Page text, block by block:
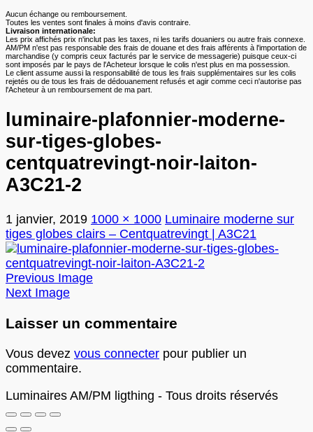
Aucun échange ou remboursement.
Toutes les ventes sont finales à moins d'avis contraire.
Livraison internationale:
Les prix affichés prix n'inclut pas les taxes, ni les tarifs douaniers ou autre frais connexe.
AM/PM n'est pas responsable des frais de douane et des frais afférents à l'importation de
marchandise (y compris ceux facturés par le service de messagerie) puisque ceux-ci
sont imposés par le pays de l'Acheteur lorsque le colis n'est plus en ma possession.
Le client assume aussi la responsabilité de tous les frais supplémentaires sur les colis
rejetés ou de tous les frais de dédouanement refusés et agir comme ceci n'autorise pas
l'Acheteur à un remboursement de ma part.
luminaire-plafonnier-moderne-
sur-tiges-globes-
centquatrevingt-noir-laiton-
A3C21-2
1 janvier, 2019 1000 × 1000 Luminaire moderne sur
tiges globes clairs – Centquatrevingt | A3C21
Previous Image
Next Image
Laisser un commentaire
Vous devez vous connecter pour publier un
commentaire.
Luminaires AM/PM ligthing - Tous droits réservés